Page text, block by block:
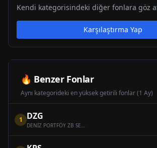
Kendi kategorisindeki diğer fonlara göz
Karşılaştırma Yap
🔥 Benzer Fonlar
Aynı kategorideki en yüksek getirili fonlar (1 Ay)
1 DZG
DENİZ PORTFÖY ZB SERBEST (DÖVİZ) ÖZEL FON